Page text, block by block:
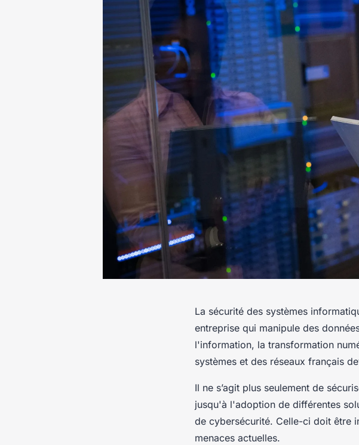
La sécurité des systèmes
entreprise qui manipule des
l'information, la transformation
systèmes et des réseaux français
Il ne s’agit plus seulement de
jusqu'à l'adoption de différentes
de cybersécurité. Celle-ci doit être
menaces actuelles.